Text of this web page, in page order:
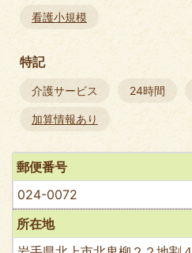
看護小規模
特記
介護サービス 24時間
加算情報あり
郵便番号
024-0072
所在地